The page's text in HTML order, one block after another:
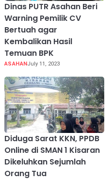
Dinas PUTR Asahan Beri
Warning Pemilik CV
Bertuah agar
Kembalikan Hasil
Temuan BPK
ASAHANJuly 11, 2023
Diduga Sarat KKN, PPDB
Online di SMAN 1 Kisaran
Dikeluhkan Sejumlah
Orang Tua